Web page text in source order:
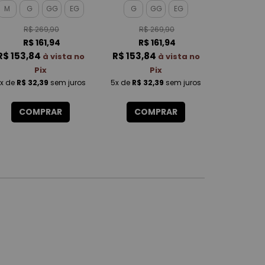
TOUCH FEMININO
M G GG EG
R$ 269,90
R$ 161,94
153,84 à vista no
Pix
de R$ 32,39 sem juros
COMPRAR
FEMININO
G GG EG
R$ 269,90
R$ 161,94
R$ 153,84 à vista no
Pix
5x de R$ 32,39 sem juros
COMPRAR